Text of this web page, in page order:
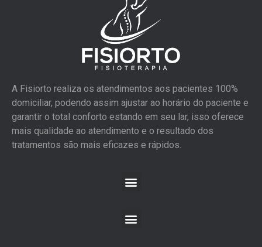
A Fisiorto realiza os atendimentos aos pacientes 100%
domiciliar, podendo assim ajustar ao horário do paciente e
garantir o total conforto estando em seu lar, isso oferece
mais qualidade ao atendimento e o resultado dos
tratamentos são mais eficazes e rápidos.